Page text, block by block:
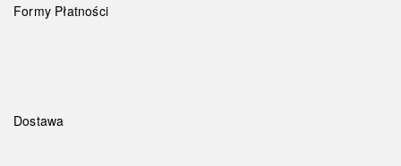
Formy Płatności
Dostawa